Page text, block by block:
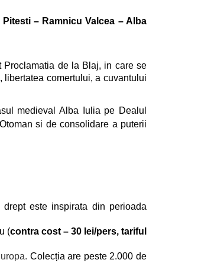
Pitesti – Ramnicu Valcea –Alba
Proclamatia de la Blaj, in care se
comertului, a cuvantului
medieval Alba Iulia pe Dealul
si de consolidare a puterii
este inspirata din perioada
(contra cost – 30 lei/pers, tariful
Colecția are peste 2.000 de